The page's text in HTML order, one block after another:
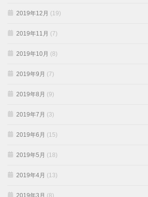
2019年12月 (19)
2019年11月 (7)
2019年10月 (8)
2019年9月 (7)
2019年8月 (9)
2019年7月 (3)
2019年6月 (15)
2019年5月 (18)
2019年4月 (13)
2019年3月 (8)